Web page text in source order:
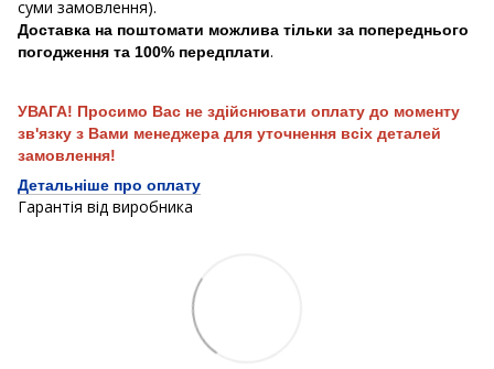
суми замовлення).
Доставка на поштомати можлива тільки за попереднього
погодження та 100% передплати.
УВАГА! Просимо Вас не здійснювати оплату до моменту
зв'язку з Вами менеджера для уточнення всіх деталей
замовлення!
Детальніше про оплату
Гарантія від виробника